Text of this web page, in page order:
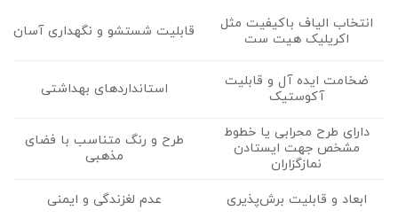
انتخاب الیاف باکیفیت مثل
اکریلیک هیت ست
قابلیت شستشو و نگهداری آسان
ضخامت ایده آل و قابلیت
آکوستیک
استانداردهای بهداشتی
دارای طرح محرابی یا خطوط
مشخص جهت ایستادن
نمازگزاران
طرح و رنگ متناسب با فضای
مذهبی
ابعاد و قابلیت برش‌پذیری عدم لغزندگی و ایمنی